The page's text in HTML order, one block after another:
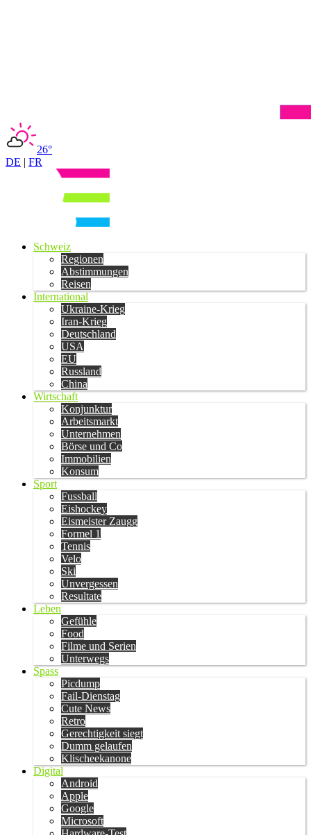
26°
DE | FR
Schweiz
Regionen
Abstimmungen
Reisen
International
Ukraine-Krieg
Iran-Krieg
Deutschland
USA
EU
Russland
China
Wirtschaft
Konjunktur
Arbeitsmarkt
Unternehmen
Börse und Co
Immobilien
Konsum
Sport
Fussball
Eishockey
Eismeister Zaugg
Formel 1
Tennis
Velo
Ski
Unvergessen
Resultate
Leben
Gefühle
Food
Filme und Serien
Unterwegs
Spass
Picdump
Fail-Dienstag
Cute News
Retro
Gerechtigkeit siegt
Dumm gelaufen
Klischeekanone
Digital
Android
Apple
Google
Microsoft